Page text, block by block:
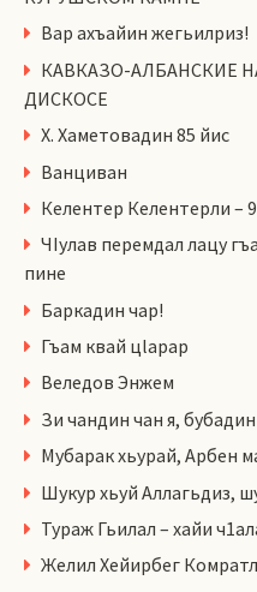
Вар ахъайин жегьилриз!
КАВКАЗО-АЛБАНСКИЕ
ДИСКОСЕ
Х. Хаметовадин 85 йис
Ванциван
Келентер Келентерли –
ЧIулав перемдал лацу
пине
Баркадин чар!
Гъам квай цlарар
Веледов Энжем
Зи чандин чан я,
Мубарак хьурай, Арбен
Шукур хьуй Аллагьдиз,
Тураж Гьилал – хайи
Желил Хейирбег